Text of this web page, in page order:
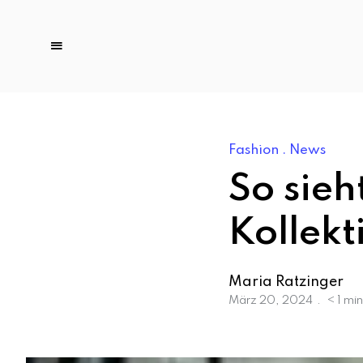
Fashion News
So
Maria Ratzinger
März 20, 2024 < 1